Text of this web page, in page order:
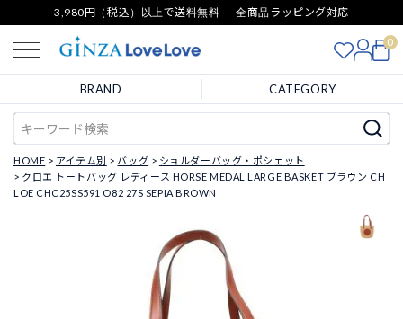
3,980円（税込）以上で送料無料 ｜ 全商品ラッピング対応
0
BRAND CATEGORY
HOME アイテム別 バッグ
ショルダーバッグ・ポシェット
クロエ トートバッグ レディース HORSE MEDAL LARGE BASKET ブラウン CH
LOE CHC25SS591 O82 27S SEPIA BROWN